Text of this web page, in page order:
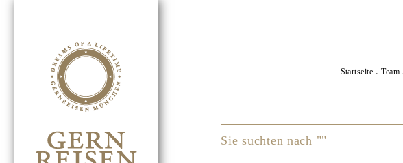
Startseite Team
Sie suchten nach ""